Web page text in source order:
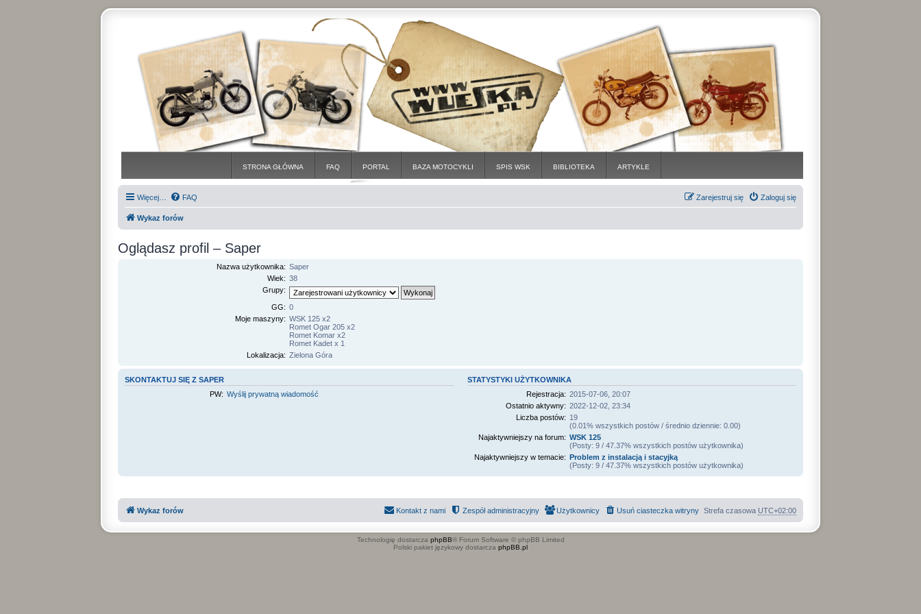
STRONA GŁÓWNA FAQ PORTAL BAZA MOTOCYKLI SPIS WSK BIBLIOTEKA ARTYKLE
Więcej… FAQ Zaloguj się
Zarejestruj się
Wykaz forów
Oglądasz profil – Saper
Nazwa użytkownika: Saper
Wiek: 38
Grupy:
GG: 0
Moje maszyny: WSK 125 x2
Romet Ogar 205 x2
Romet Komar x2
Romet Kadet x 1
Lokalizacja: Zielona Góra
SKONTAKTUJ SIĘ Z SAPER
PW: Wyślij prywatną wiadomość
STATYSTYKI UŻYTKOWNIKA
Rejestracja: 2015-07-06, 20:07
Ostatnio aktywny: 2022-12-02, 23:34
Liczba postów: 19
(0.01% wszystkich postów / średnio dziennie: 0.00)
Najaktywniejszy na forum: WSK 125
(Posty: 9 / 47.37% wszystkich postów użytkownika)
Najaktywniejszy w temacie: Problem z instalacją i stacyjką
(Posty: 9 / 47.37% wszystkich postów użytkownika)
Wykaz forów Strefa czasowa UTC+02:00
Usuń ciasteczka witryny
Użytkownicy
Zespół administracyjny
Kontakt z nami
Technologię dostarcza phpBB® Forum Software © phpBB Limited
Polski pakiet językowy dostarcza phpBB.pl